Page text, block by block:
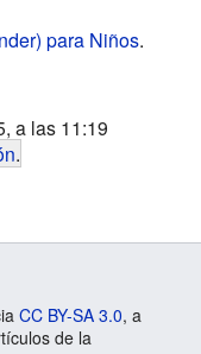
para Niños.
a las 11:19
.
CC BY-SA 3.0, a
de la